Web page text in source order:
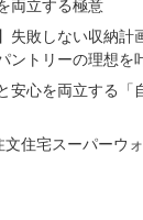
両立する極意
失敗しない収納計
ントリーの理想を
安心を両立する「
住宅スーパーウ